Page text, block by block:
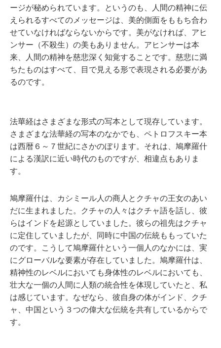
ージが秘められています。というのも、人間の精神に伝
えられるすべてのメッセージは、美的側面をももち合わ
せていなければならないからです。美がなければ、アヒ
ンサー（不殺生）の美もありません。アヒンサーは本
来、人間の精神を慈悲深く知覚することです。慈悲に満
ちたものはすべて、目で見える形で表現される必要があ
るのです。
法華経はさまざまな形式の写本として現存しています。
さまざまな法華経の写本のなかでも、ペトロフスキー本
は西暦６～７世紀にさかのぼります。それは、鳩摩羅什
による漢訳に近い時代のものですが、相違点もありま
す。
鳩摩羅什は、カシミール人の商人とクチャの王女のあい
だに生まれました。クチャの人々はクチャ語を話し、彼
らはインドを起源としていました。彼らの祖先はクチャ
に定住していましたが、同時に中国の伝統ももっていた
のです。こうして鳩摩羅什という一個人のなかには、実
にグローバルな要素が存在していました。鳩摩羅什は、
精神性のレベルにおいても身体性のレベルにおいても、
壮大な一個の人間に人類の統合性を体現していたと、私
は感じています。なぜなら、彼自身の体がインド、クチ
ャ、中国という３つの偉大な伝統を共有しているからで
す。